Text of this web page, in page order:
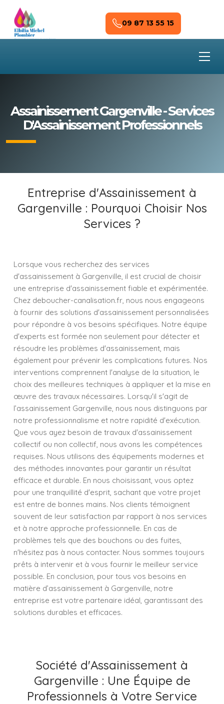
Skip to main content
09 87 13 55 15
Assainissement Gargenville - Services
D'Assainissement Professionnels
Entreprise d'Assainissement à
Gargenville : Pourquoi Choisir Nos
Services ?
Lorsque vous recherchez des services
d'assainissement à Gargenville, il est crucial de choisir
une entreprise d'assainissement fiable et expérimentée.
Chez deboucher-canalisation.fr, nous nous engageons
à fournir des solutions d'assainissement personnalisées
pour répondre à vos besoins spécifiques. Notre équipe
d'experts est formée non seulement pour détecter et
résoudre les problèmes d'assainissement, mais
également pour prévenir les complications futures. Nos
interventions comprennent l'analyse de la situation, le
choix des meilleures techniques à appliquer et la mise en
œuvre des travaux nécessaires. Lorsqu'il s'agit de
l’assainissement Gargenville, nous nous distinguons par
notre professionnalisme et notre rapidité d'exécution.
Que vous ayez besoin de travaux d'assainissement
collectif ou non collectif, nous avons les compétences
requises. Nous utilisons des équipements modernes et
des méthodes innovantes pour garantir un résultat
efficace et durable. En nous choisissant, vous optez
pour une tranquillité d'esprit, sachant que votre projet
est entre de bonnes mains. Nos clients témoignent
souvent de leur satisfaction par rapport à nos services
et à notre approche professionnelle. En cas de
problèmes tels que des bouchons ou des fuites,
n'hésitez pas à nous contacter. Nous sommes toujours
prêts à intervenir et à vous fournir le meilleur service
possible. En conclusion, pour tous vos besoins en
matière d’assainissement à Gargenville, notre
entreprise est votre partenaire idéal, garantissant des
solutions durables et efficaces.
Société d'Assainissement à
Gargenville : Une Équipe de
Professionnels à Votre Service